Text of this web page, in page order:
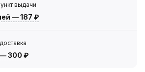
выдачи
—187 ₽
—300 ₽